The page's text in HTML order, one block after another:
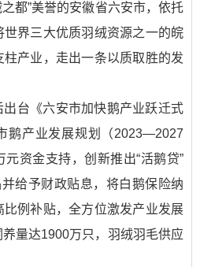
之都”美誉的安徽省六安市，依托
界三大优质羽绒资源之一的皖
产业，走出一条以质取胜的发
台《六安市加快鹅产业跃迁式
鹅产业发展规划（2023—2027
资金支持，创新推出“活鹅贷”
给予财政贴息，将白鹅保险纳
比例补贴，全方位激发产业发展
量达1900万只，羽绒羽毛供应